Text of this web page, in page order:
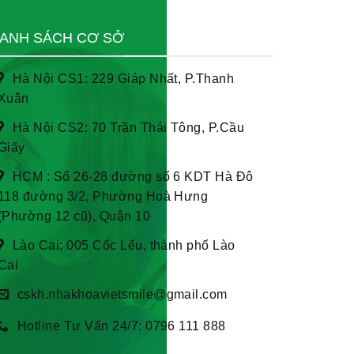
SÁCH CƠ SỞ
Hà Nội CS1: 229 Giáp Nhất, P.Thanh
Hà Nội CS2: 70 Trần Thái Tông, P.Cầu
HCM : Số 26-28 đường số 6 KDT Hà Đô
đường 3/2, Phường Hoà Hưng
12 cũ), Quận 10
Lào Cai: 005 Cốc Lếu, thành phố Lào
cskh.nhakhoavietsmile@gmail.com
Hotline Tư Vấn 24/7: 0796 111 888